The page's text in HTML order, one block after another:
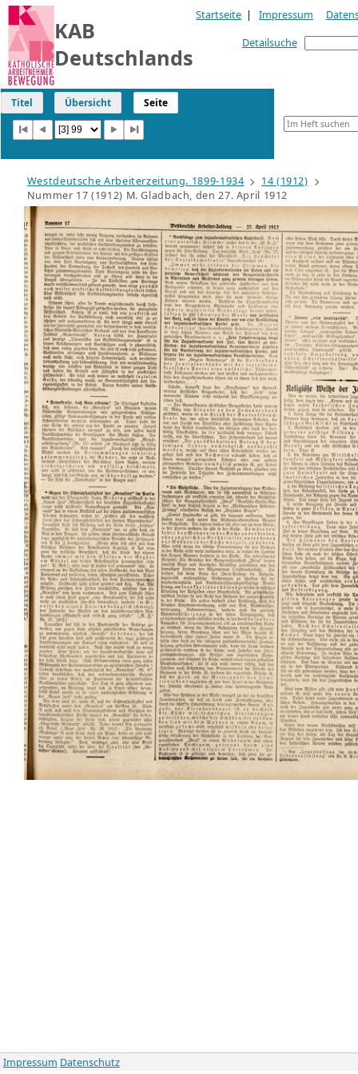
KAB
Deutschlands
Startseite | Impressum
Detailsuche
Titel Übersicht Seite
Westdeutsche Arbeiterzeitung. 1899-1934
14 (1912)
Nummer 17 (1912) M. Gladbach, den 27. April 1912
Impressum Datenschutz